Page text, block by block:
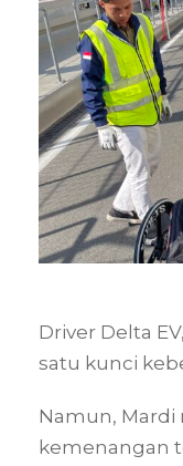
Driver Delta
satu kunci
Namun, Mardi
kemenangan